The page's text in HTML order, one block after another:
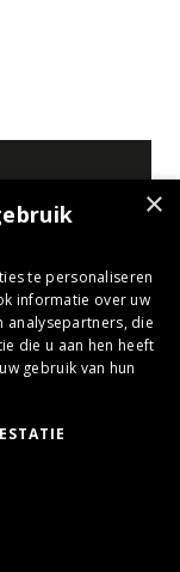
×
te personaliseren
informatie over uw
analysepartners, die
die u aan hen heeft
gebruik van hun